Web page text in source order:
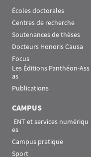
Écoles doctorales
Centres de recherche
Soutenances de thèses
Docteurs Honoris Causa
Focus
Les Éditions Panthéon-Ass
as
Publications
CAMPUS
es
Campus pratique
Sport